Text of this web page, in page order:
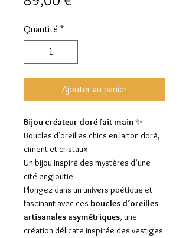
Quantité *
Ajouter au panier
Bijou créateur doré fait main✨
Boucles d’oreilles chics en laiton doré,
ciment et cristaux
Un bijou inspiré des mystères d’une
cité engloutie
Plongez dans un univers poétique et
fascinant avec ces boucles d’oreilles
artisanales asymétriques, une
création délicate inspirée des vestiges